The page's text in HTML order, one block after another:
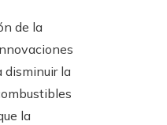
de la
disminuir la
la